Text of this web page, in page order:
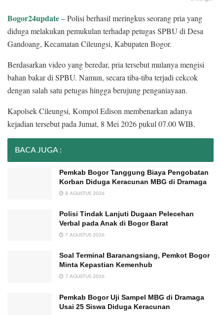
Bogor24update– Polisi berhasil meringkus seorang pria yang
diduga melakukan pemukulan terhadap petugas SPBU di Desa
Gandoang, Kecamatan Cileungsi, Kabupaten Bogor.
Berdasarkan video yang beredar, pria tersebut mulanya mengisi
bahan bakar di SPBU. Namun, secara tiba-tiba terjadi cekcok
dengan salah satu petugas hingga berujung penganiayaan.
Kapolsek Cileungsi, Kompol Edison membenarkan adanya
kejadian tersebut pada Jumat, 8 Mei 2026 pukul 07.00 WIB.
BACA JUGA :
Pemkab Bogor Tanggung Biaya Pengobatan
Korban Diduga Keracunan MBG di Dramaga
8 AGUSTUS 2026
Polisi Tindak Lanjuti Dugaan Pelecehan
Verbal pada Anak di Bogor Barat
7 AGUSTUS 2026
Soal Terminal Baranangsiang, Pemkot Bogor
Minta Kepastian Kemenhub
7 AGUSTUS 2026
Pemkab Bogor Uji Sampel MBG di Dramaga
Usai 25 Siswa Diduga Keracunan